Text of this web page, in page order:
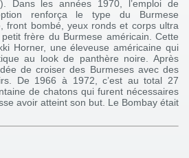
Dans les années 1970, l’emploi de
renforça le type du Burmese
front bombé, yeux ronds et corps ultra
frère du Burmese américain. Cette
Horner, une éleveuse américaine qui
au look de panthère noire. Après
de croiser des Burmeses avec des
De 1966 à 1972, c’est au total 27
de chatons qui furent nécessaires
avoir atteint son but. Le Bombay était